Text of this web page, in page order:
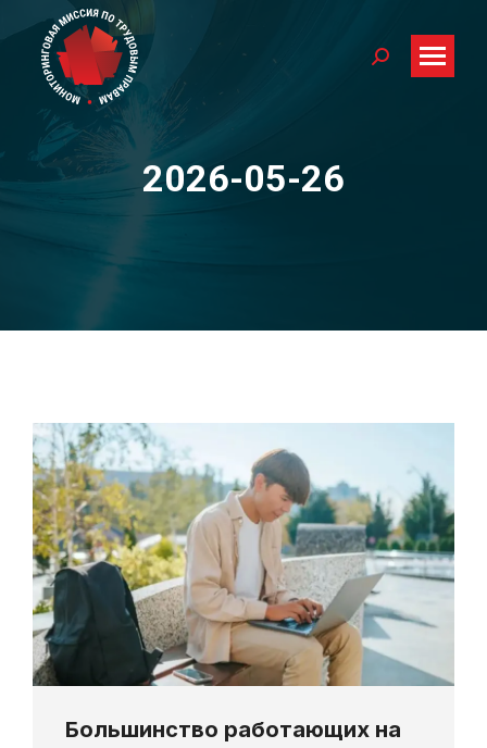
Search:
2026-05-26
You are here:
Большинство работающих на